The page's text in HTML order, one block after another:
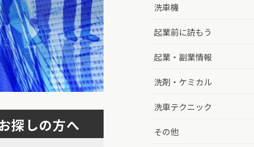
探しの方へ
洗車機
起業前に読もう
起業・副業情報
洗剤・ケミカル
洗車テクニック
その他